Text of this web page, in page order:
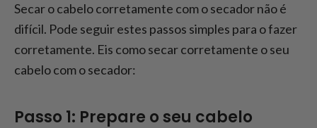
Secar o cabelo corretamente com o secador não é
difícil. Pode seguir estes passos simples para o fazer
corretamente. Eis como secar corretamente o seu
cabelo com o secador:
Passo 1: Prepare o seu cabelo